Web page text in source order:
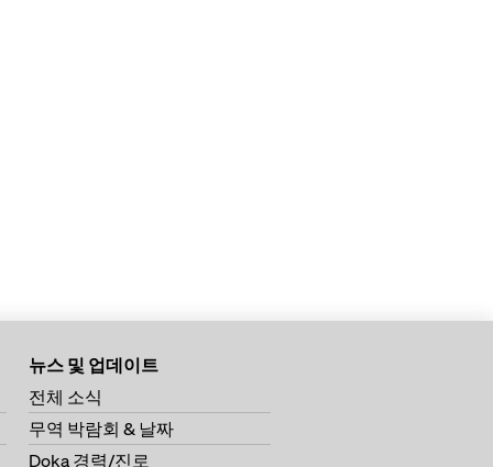
뉴스 및 업데이트
전체 소식
무역 박람회 & 날짜
Doka 경력/진로